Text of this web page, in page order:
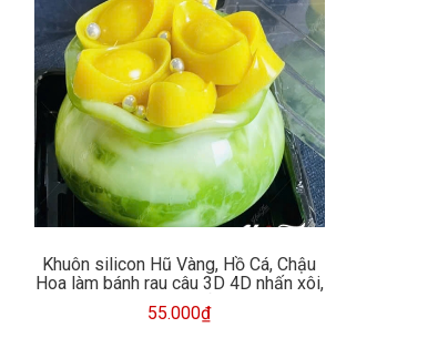
Khuôn silicon Hũ Vàng, Hồ Cá, Chậu
Hoa làm bánh rau câu 3D 4D nhấn xôi,
fondant, socola, nến hanmade
55.000₫